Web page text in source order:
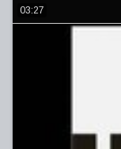
03:27